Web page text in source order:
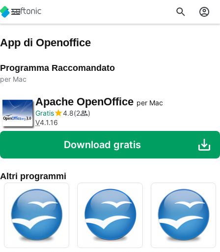
App di Openoffice
Programma Raccomandato
per Mac
Apache OpenOffice per Mac
Gratis
4.8 2
V4.1.16
Download gratis
Altri programmi